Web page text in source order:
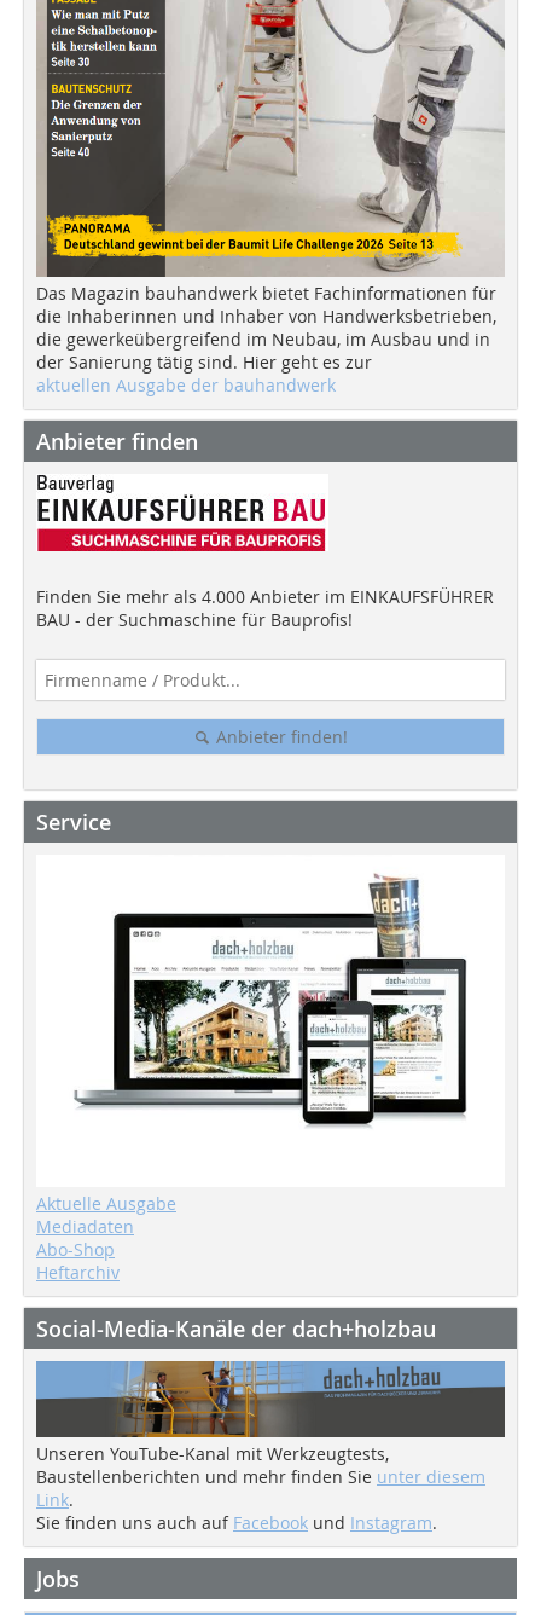
Das Magazin bauhandwerk bietet Fachinformationen für
die Inhaberinnen und Inhaber von Handwerksbetrieben,
die gewerkeübergreifend im Neubau, im Ausbau und in
der Sanierung tätig sind. Hier geht es zur
aktuellen Ausgabe der bauhandwerk
Anbieter finden
Finden Sie mehr als 4.000 Anbieter im EINKAUFSFÜHRER
BAU - der Suchmaschine für Bauprofis!
Anbieter finden!
Service
Aktuelle Ausgabe
Mediadaten
Abo-Shop
Heftarchiv
Social-Media-Kanäle der dach+holzbau
Unseren YouTube-Kanal mit Werkzeugtests,
Baustellenberichten und mehr finden Sie unter diesem
Link.
Sie finden uns auch auf Facebook und Instagram.
Jobs